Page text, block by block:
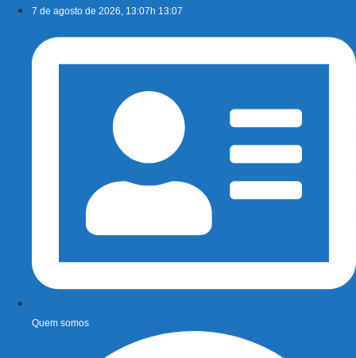
conteúdo
7 de agosto de 2026, 13:07h 13:07
Quem somos